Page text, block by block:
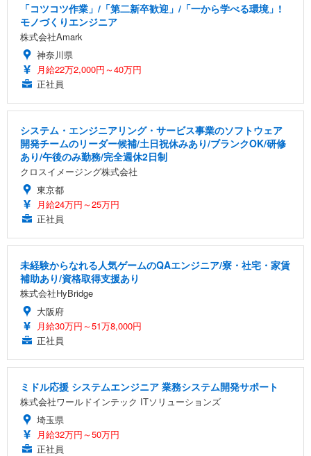
「コツコツ作業」/「第二新卒歓迎」/「一から学べる環境」!
モノづくりエンジニア
株式会社Amark
神奈川県
月給22万2,000円～40万円
正社員
システム・エンジニアリング・サービス事業のソフトウェア
開発チームのリーダー候補/土日祝休みあり/ブランクOK/研修
あり/午後のみ勤務/完全週休2日制
クロスイメージング株式会社
東京都
月給24万円～25万円
正社員
未経験からなれる人気ゲームのQAエンジニア/寮・社宅・家賃
補助あり/資格取得支援あり
株式会社HyBridge
大阪府
月給30万円～51万8,000円
正社員
ミドル応援 システムエンジニア 業務システム開発サポート
株式会社ワールドインテック ITソリューションズ
埼玉県
月給32万円～50万円
正社員